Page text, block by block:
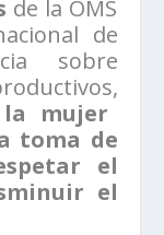
de la OMS
de
sobre
mujer
toma de
el
el